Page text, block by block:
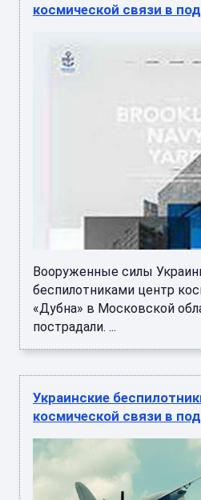
космической связи в
Вооруженные силы
беспилотниками центр
«Дубна» в Московской
пострадали. ...
Украинские
космической связи в